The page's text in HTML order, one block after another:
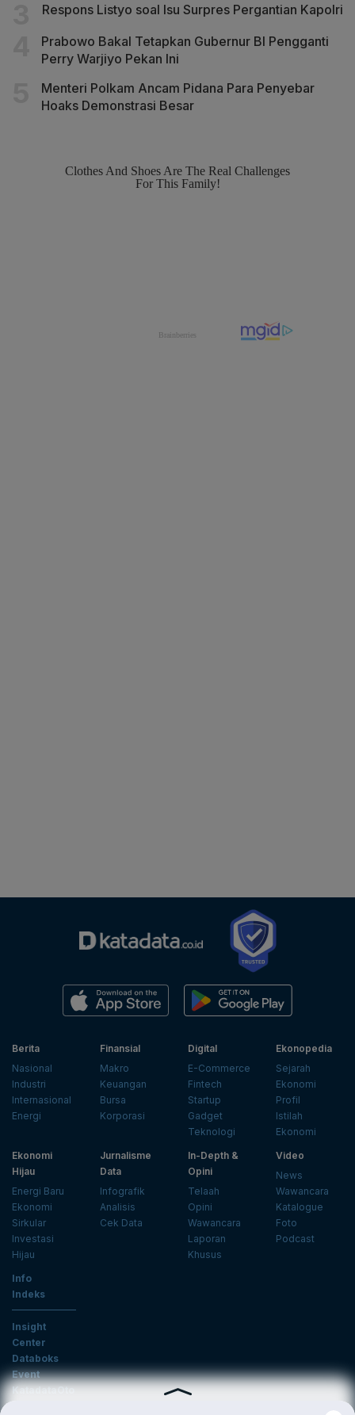
Respons Listyo soal Isu Surpres Pergantian Kapolri
Prabowo Bakal Tetapkan Gubernur BI Pengganti
Perry Warjiyo Pekan Ini
Menteri Polkam Ancam Pidana Para Penyebar
Hoaks Demonstrasi Besar
Berita
Nasional
Industri
Internasional
Energi
Finansial
Makro
Keuangan
Bursa
Korporasi
Digital
E-Commerce
Fintech
Startup
Gadget
Teknologi
Ekonopedia
Sejarah
Ekonomi
Profil
Istilah
Ekonomi
Ekonomi
Hijau
Energi Baru
Ekonomi
Sirkular
Investasi
Hijau
Jurnalisme
Data
Infografik
Analisis
Cek Data
In-Depth &
Opini
Telaah
Opini
Wawancara
Laporan
Khusus
Video
News
Wawancara
Katalogue
Foto
Podcast
Info
Indeks
Insight
Center
Databoks
Event
KatadataOto